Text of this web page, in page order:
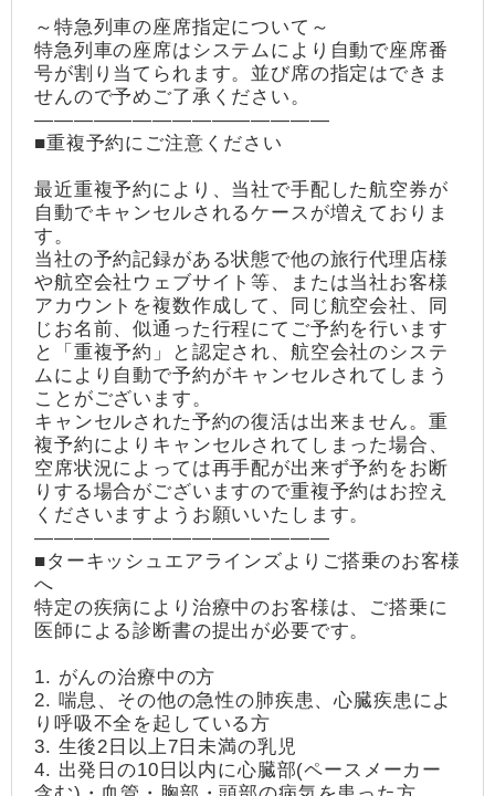
～特急列車の座席指定について～
特急列車の座席はシステムにより自動で座席番
号が割り当てられます。並び席の指定はできま
せんので予めご了承ください。
―――――――――――――――
■重複予約にご注意ください
最近重複予約により、当社で手配した航空券が
自動でキャンセルされるケースが増えておりま
す。
当社の予約記録がある状態で他の旅行代理店様
や航空会社ウェブサイト等、または当社お客様
アカウントを複数作成して、同じ航空会社、同
じお名前、似通った行程にてご予約を行います
と「重複予約」と認定され、航空会社のシステ
ムにより自動で予約がキャンセルされてしまう
ことがございます。
キャンセルされた予約の復活は出来ません。重
複予約によりキャンセルされてしまった場合、
空席状況によっては再手配が出来ず予約をお断
りする場合がございますので重複予約はお控え
くださいますようお願いいたします。
―――――――――――――――
■ターキッシュエアラインズよりご搭乗のお客様
へ
特定の疾病により治療中のお客様は、ご搭乗に
医師による診断書の提出が必要です。
1. がんの治療中の方
2. 喘息、その他の急性の肺疾患、心臓疾患によ
り呼吸不全を起している方
3. 生後2日以上7日未満の乳児
4. 出発日の10日以内に心臓部(ペースメーカー